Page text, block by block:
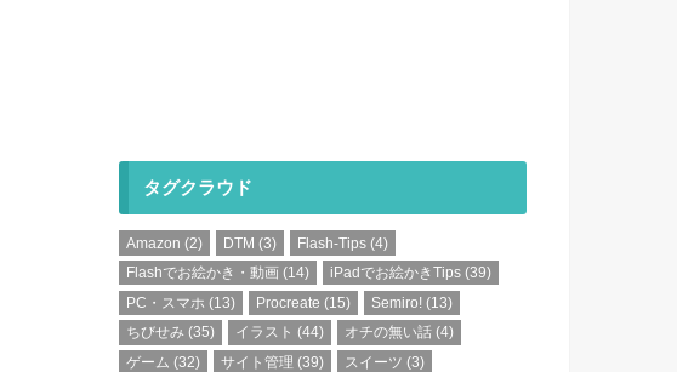
タグクラウド
Amazon (2) DTM (3) Flash-Tips (4)
Flashでお絵かき・動画 (14) iPadでお絵かきTips (39)
PC・スマホ (13) Procreate (15) Semiro! (13)
ちびせみ (35) イラスト (44) オチの無い話 (4)
ゲーム (32) サイト管理 (39) スイーツ (3)